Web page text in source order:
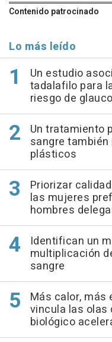
Contenido patrocinado
Lo más leído
Un estudio
tadalafilo para
riesgo de
Un tratamiento
sangre
plásticos
Priorizar
las mujeres
hombres
Identifican un
multiplicación
sangre
Más calor,
vincula las olas
biológico